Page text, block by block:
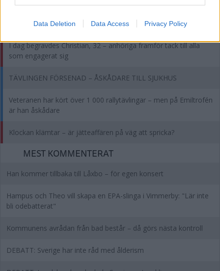
Data Deletion Data Access Privacy Policy
BRANDSTATION
I dag begravdes Christian, 32 – anhöriga framför tack till alla
som engagerat sig
TÄVLINGEN FÖRSENAD – ÅSKÅDARE TILL SJUKHUS
Veteranen har kört över 1 000 rallytävlingar – men på Emiltrofén
är han åskådare
Klockan klämtar – är jätteaffären på väg att spricka?
MEST KOMMENTERAT
Han kommer tillbaka till Låxbo – för egen konsert
Hampus och Theo vill skapa en EPA-slinga i Vimmerby: "Lär inte
bli odebatterat"
Kommunens avrådan från bad består – då görs nästa kontroll
DEBATT: Sverige har inte råd med ålderism